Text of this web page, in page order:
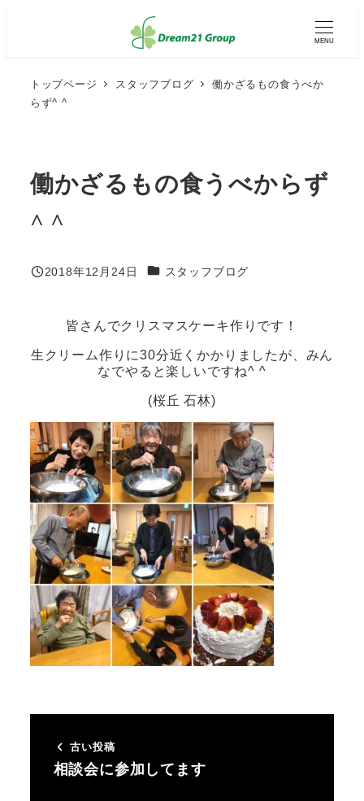
MENU
トップページ スタッフブログ
働かざるもの食うべか
らず^ ^
働かざるもの食うべからず
^ ^
投稿日
2018年12月24日 カテゴリー
スタッフブログ
皆さんでクリスマスケーキ作りです！
生クリーム作りに30分近くかかりましたが、みん
なでやると楽しいですね^ ^
(桜丘 石林)
古い投稿
相談会に参加してます